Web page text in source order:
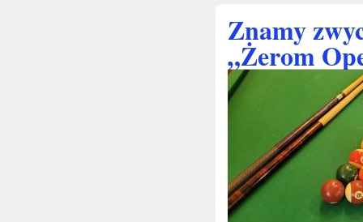
Znamy
„Żerom